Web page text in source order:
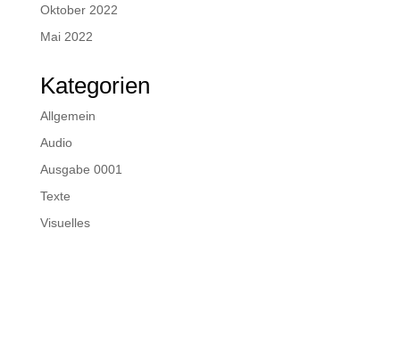
Oktober 2022
Mai 2022
Kategorien
Allgemein
Audio
Ausgabe 0001
Texte
Visuelles